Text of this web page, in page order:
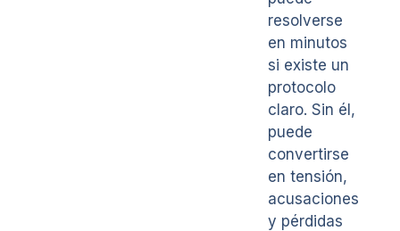
resolverse
en minutos
si existe un
protocolo
claro. Sin él,
puede
convertirse
en tensión,
acusaciones
y pérdidas